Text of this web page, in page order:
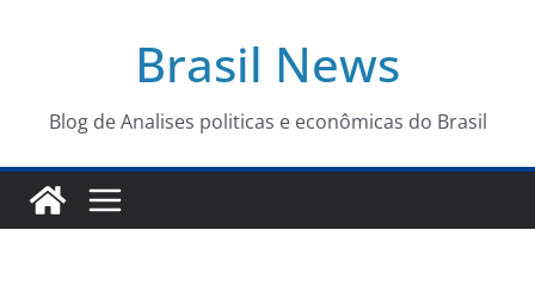
conteúdo
Brasil News
Blog de Analises politicas e econômicas do Brasil